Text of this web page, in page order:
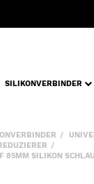
SILIKONVERBINDER
85MM SILIKON